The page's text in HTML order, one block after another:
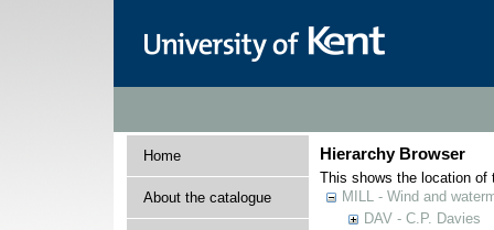
Home
About the catalogue
Hierarchy Browser
This shows the location of
MILL - Wind and
DAV - C.P. Davies